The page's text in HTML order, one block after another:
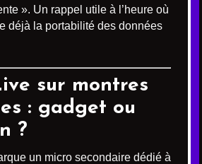
». Un rappel utile à l’heure où
déjà la portabilité des données
sur montres
: gadget ou
?
un micro secondaire dédié à